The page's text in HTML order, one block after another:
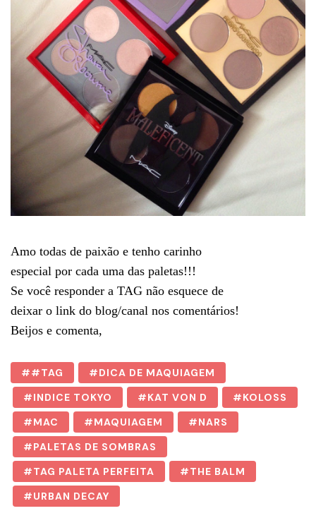
Amo todas de paixão e tenho carinho
especial por cada uma das paletas!!!
Se você responder a TAG não esquece de
deixar o link do blog/canal nos comentários!
Beijos e comenta,
#TAG
DICA DE MAQUIAGEM
INDICE TOKYO
KAT VON D
KOLOSS
MAC
MAQUIAGEM
NARS
PALETAS DE SOMBRAS
TAG PALETA PERFEITA
THE BALM
URBAN DECAY